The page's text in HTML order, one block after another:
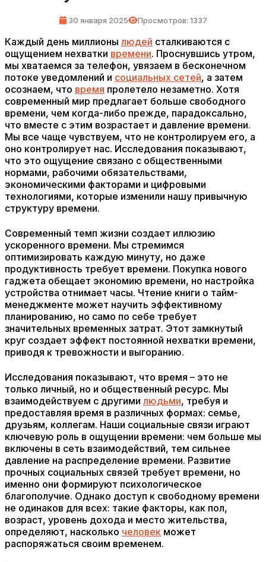
30 января 2025 Просмотров: 1337
Каждый день миллионы людей сталкиваются с
ощущением нехватки времени. Проснувшись утром,
мы хватаемся за телефон, увязаем в бесконечном
потоке уведомлений и социальных сетей, а затем
осознаем, что время пролетело незаметно. Хотя
современный мир предлагает больше свободного
времени, чем когда-либо прежде, парадоксально,
что вместе с этим возрастает и давление времени.
Мы все чаще чувствуем, что не контролируем его, а
оно контролирует нас. Исследования показывают,
что это ощущение связано с общественными
нормами, рабочими обязательствами,
экономическими факторами и цифровыми
технологиями, которые изменили нашу привычную
структуру времени.
Современный темп жизни создает иллюзию
ускоренного времени. Мы стремимся
оптимизировать каждую минуту, но даже
продуктивность требует времени. Покупка нового
гаджета обещает экономию времени, но настройка
устройства отнимает часы. Чтение книги о тайм-
менеджменте может научить эффективному
планированию, но само по себе требует
значительных временных затрат. Этот замкнутый
круг создает эффект постоянной нехватки времени,
приводя к тревожности и выгоранию.
Исследования показывают, что время – это не
только личный, но и общественный ресурс. Мы
взаимодействуем с другими людьми, требуя и
предоставляя время в различных формах: семье,
друзьям, коллегам. Наши социальные связи играют
ключевую роль в ощущении времени: чем больше мы
включены в сеть взаимодействий, тем сильнее
давление на распределение времени. Развитие
прочных социальных связей требует времени, но
именно они формируют психологическое
благополучие. Однако доступ к свободному времени
не одинаков для всех: такие факторы, как пол,
возраст, уровень дохода и место жительства,
определяют, насколько человек может
распоряжаться своим временем.